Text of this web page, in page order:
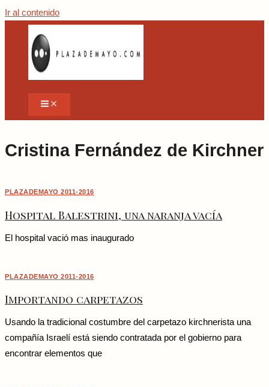
Ir al contenido
Cristina Fernández de Kirchner
PLAZADEMAYO 2011-2016
Hospital Balestrini, una naranja vacía
El hospital vació mas inaugurado
PLAZADEMAYO 2011-2016
Importando carpetazos
Usando la tradicional costumbre del carpetazo kirchnerista una
compañía Israelí está siendo contratada por el gobierno para
encontrar elementos que